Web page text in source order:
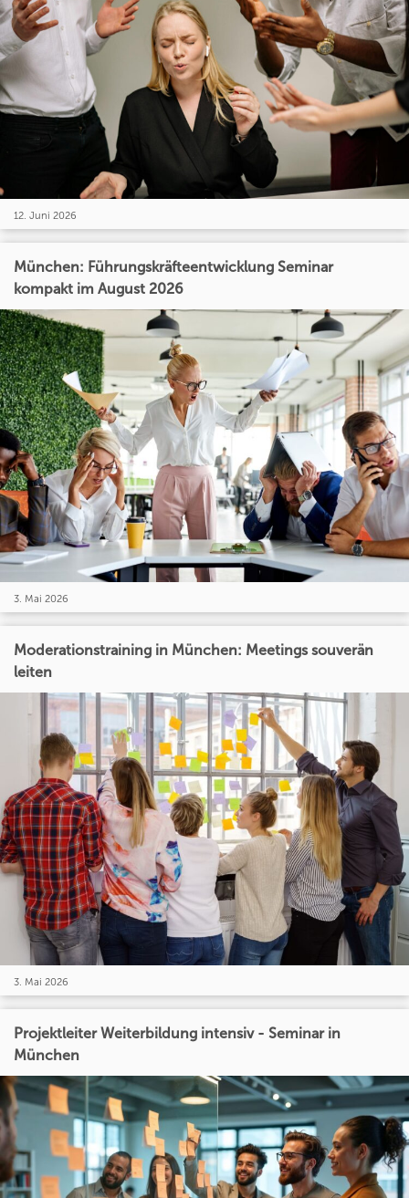
12. Juni 2026
München: Führungskräfteentwicklung Seminar
kompakt im August 2026
3. Mai 2026
Moderationstraining in München: Meetings souverän
leiten
3. Mai 2026
Projektleiter Weiterbildung intensiv - Seminar in
München